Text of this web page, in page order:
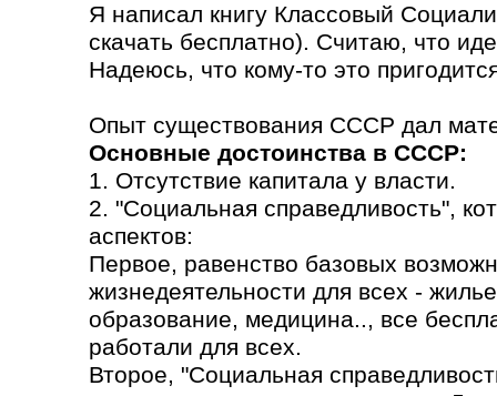
Я написал книгу Классовый
скачать бесплатно). Считаю, что
Надеюсь, что кому-то это
Опыт существования СССР дал
Основные достоинства в СССР:
1. Отсутствие капитала у власти.
2. "Социальная справедливость",
аспектов:
Первое, равенство базовых
жизнедеятельности для всех -
образование, медицина.., все
работали для всех.
Второе, "Социальная